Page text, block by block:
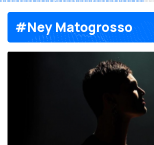
#Ney Matogrosso